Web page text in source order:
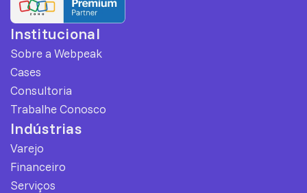
Institucional
Sobre a Webpeak
Cases
Consultoria
Trabalhe Conosco
Indústrias
Varejo
Financeiro
Serviços